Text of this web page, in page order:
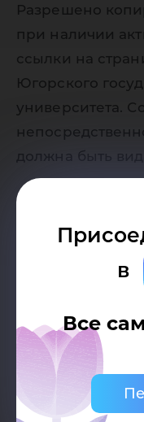
в
Все
Разрешено
при наличии
ссылки на
Югорского
университета.
должна быть
Возврат к списку